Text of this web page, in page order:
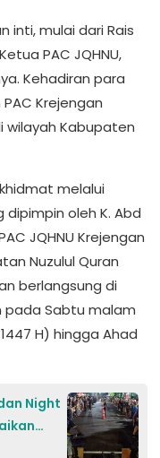
inti, mulai dari Rais
PAC JQHNU,
Kehadiran para
Krejengan
wilayah Kabupaten
melalui
oleh K. Abd
JQHNU Krejengan
Nuzulul Quran
berlangsung di
pada Sabtu malam
H) hingga Ahad
Night